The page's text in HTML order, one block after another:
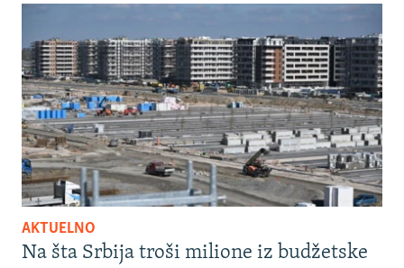
AKTUELNO
Na šta Srbija troši milione iz budžetske